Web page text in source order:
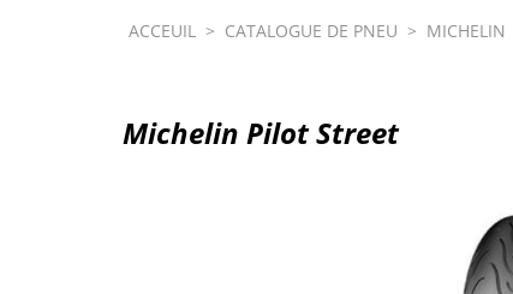
ACCEUIL > CATALOGUE DE PNEU > MICHELIN
Michelin Pilot Street